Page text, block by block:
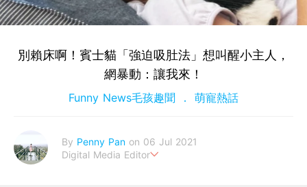
別賴床啊！賓士貓「強迫吸肚法」想叫醒小主人，
網暴動：讓我來！
Funny News毛孩趣聞 萌寵熱話
By Penny Pan on 06 Jul 2021
Digital Media Editor